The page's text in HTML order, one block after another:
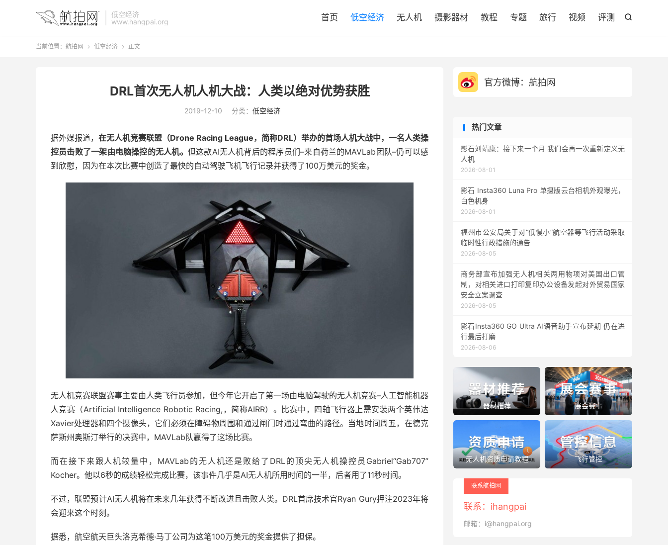
低空经济
www.hangpai.org

首页 低空经济 无人机 摄影器材 教程 专题 旅行 视频 评测
当前位置： 航拍网  低空经济  正文
DRL首次无人机人机大战：人类以绝对优势获胜
2019-12-10 分类： 低空经济
据外媒报道， 在无人机竞赛联盟（Drone Racing League，简称DRL）举办的首场人机大战中，一名人类操
控员击败了一架由电脑操控的无人机。 但这款AI无人机背后的程序员们–来自荷兰的MAVLab团队–仍可以感
到欣慰，因为在本次比赛中创造了最快的自动驾驶飞机飞行记录并获得了100万美元的奖金。
无人机竞赛联盟赛事主要由人类飞行员参加，但今年它开启了第一场由电脑驾驶的无人机竞赛–人工智能机器
人竞赛（Artificial Intelligence Robotic Racing,，简称AIRR）。比赛中，四轴飞行器上需安装两个英伟达
Xavier处理器和四个摄像头，它们必须在障碍物周围和通过闸门时通过弯曲的路径。当地时间周五，在德克
萨斯州奥斯汀举行的决赛中，MAVLab队赢得了这场比赛。
而在接下来跟人机较量中，MAVLab的无人机还是败给了DRL的顶尖无人机操控员Gabriel“Gab707”
Kocher。他以6秒的成绩轻松完成比赛，该事件几乎是AI无人机所用时间的一半，后者用了11秒时间。
不过，联盟预计AI无人机将在未来几年获得不断改进且击败人类。DRL首席技术官Ryan Gury押注2023年将
会迎来这个时刻。
据悉，航空航天巨头洛克希德·马丁公司为这笔100万美元的奖金提供了担保。
官方微博：航拍网
热门文章
影石刘靖康：接下来一个月 我们会再一次重新定义无
人机
2026-08-01
影石 Insta360 Luna Pro 单摄版云台相机外观曝光，
白色机身
2026-08-01
福州市公安局关于对“低慢小”航空器等飞行活动采取
临时性行政措施的通告
2026-08-05
商务部宣布加强无人机相关两用物项对美国出口管
制，对相关进口打印复印办公设备发起对外贸易国家
安全立案调查
2026-08-05
影石Insta360 GO Ultra AI语音助手宣布延期 仍在进
行最后打磨
2026-08-06
器材推荐 展会赛事
无人机资质申请教程 飞行管控
联系航拍网
联系：ihangpai
邮箱：i@hangpai.org